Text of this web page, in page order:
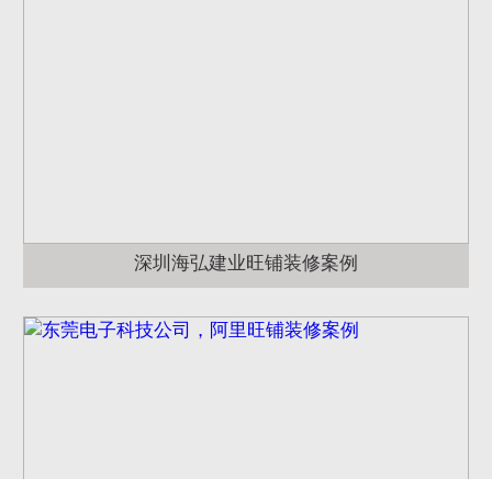
深圳海弘建业旺铺装修案例